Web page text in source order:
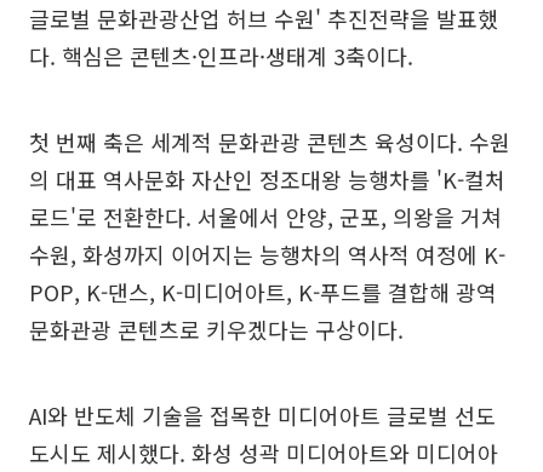
글로벌 문화관광산업 허브 수원' 추진전략을 발표했
다. 핵심은 콘텐츠·인프라·생태계 3축이다.
첫 번째 축은 세계적 문화관광 콘텐츠 육성이다. 수원
의 대표 역사문화 자산인 정조대왕 능행차를 'K-컬처
로드'로 전환한다. 서울에서 안양, 군포, 의왕을 거쳐
수원, 화성까지 이어지는 능행차의 역사적 여정에 K-
POP, K-댄스, K-미디어아트, K-푸드를 결합해 광역
문화관광 콘텐츠로 키우겠다는 구상이다.
AI와 반도체 기술을 접목한 미디어아트 글로벌 선도
도시도 제시했다. 화성 성곽 미디어아트와 미디어아